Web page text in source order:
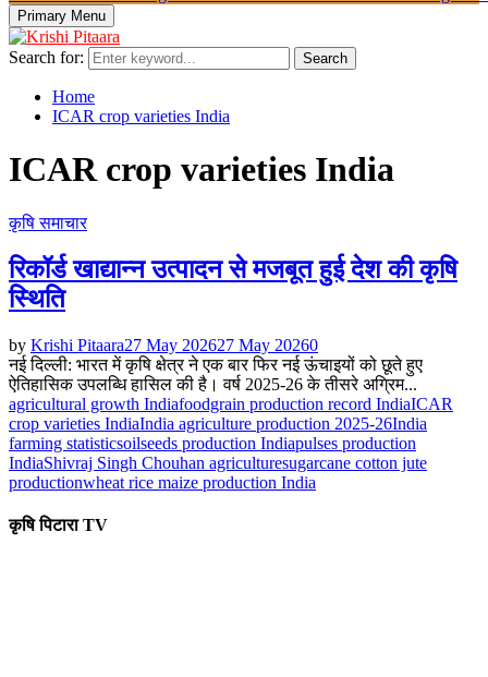
Primary Menu
Search for: Search
Home
ICAR crop varieties India
ICAR crop varieties India
कृषि समाचार
रिकॉर्ड खाद्यान्न उत्पादन से मजबूत हुई देश की कृषि
स्थिति
by Krishi Pitaara27 May 202627 May 20260
नई दिल्ली: भारत में कृषि क्षेत्र ने एक बार फिर नई ऊंचाइयों को छूते हुए
ऐतिहासिक उपलब्धि हासिल की है। वर्ष 2025-26 के तीसरे अग्रिम...
agricultural growth Indiafoodgrain production record IndiaICAR
crop varieties IndiaIndia agriculture production 2025-26India
farming statisticsoilseeds production Indiapulses production
IndiaShivraj Singh Chouhan agriculturesugarcane cotton jute
productionwheat rice maize production India
कृषि पिटारा TV